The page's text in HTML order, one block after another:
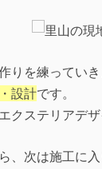
りを練っていき
設計です。
クステリアデ
、次は施工に入